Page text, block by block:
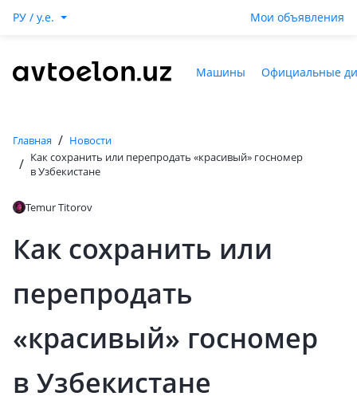
РУ / y.e. Мои объявления
Машины Официальные
Главная / Новости
/ Как сохранить или перепродать «красивый» госномер
в Узбекистане
Temur Titorov
Как сохранить или
перепродать
«красивый» госномер
в Узбекистане